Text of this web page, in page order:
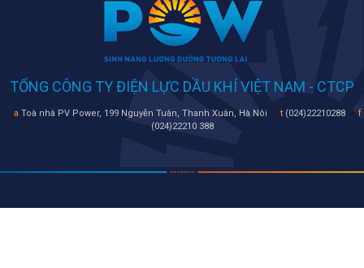
TỔNG CÔNG TY ĐIỆN LỰC DẦU KHÍ VIỆT NAM - CTCP